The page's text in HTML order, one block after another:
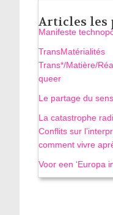
Articles les
Manifeste
TransMatérialités
Trans*/Matière/
queer
Le partage du
La catastrophe
Conflits sur
comment vivre
Voor een ‘Europa